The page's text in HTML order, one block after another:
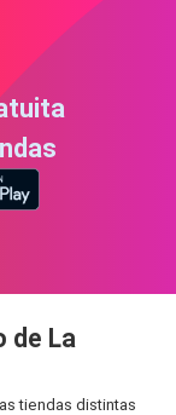
de La
tiendas distintas